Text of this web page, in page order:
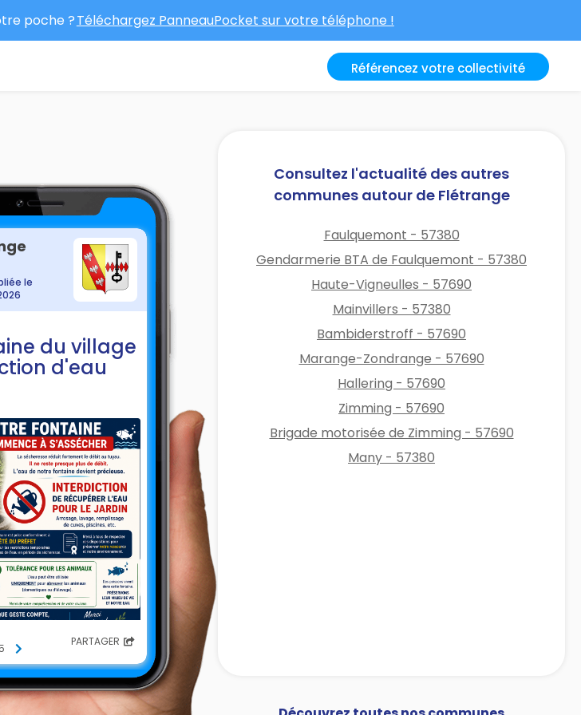
poche ?Téléchargez PanneauPocket sur votre téléphone !
Référencez votre collectivité
le
du village
d'eau
PARTAGER
Consultez l'actualité des autres
communes autour de Flétrange
Faulquemont - 57380
Gendarmerie BTA de Faulquemont - 57380
Haute-Vigneulles - 57690
Mainvillers - 57380
Bambiderstroff - 57690
Marange-Zondrange - 57690
Hallering - 57690
Zimming - 57690
Brigade motorisée de Zimming - 57690
Many - 57380